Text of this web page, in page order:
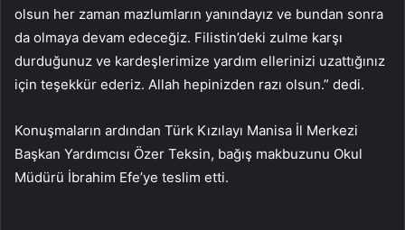
olsun her zaman mazlumların yanındayız ve bundan sonra
da olmaya devam edeceğiz. Filistin’deki zulme karşı
durduğunuz ve kardeşlerimize yardım ellerinizi uzattığınız
için teşekkür ederiz. Allah hepinizden razı olsun.” dedi.
Konuşmaların ardından Türk Kızılayı Manisa İl Merkezi
Başkan Yardımcısı Özer Teksin, bağış makbuzunu Okul
Müdürü İbrahim Efe’ye teslim etti.